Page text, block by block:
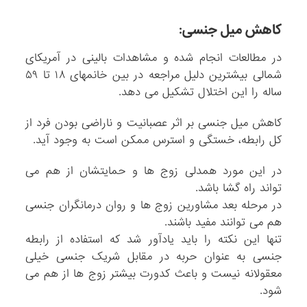
کاهش میل جنسی:
در مطالعات انجام شده و مشاهدات بالینی در آمریکای
شمالی بیشترین دلیل مراجعه در بین خانمهای ۱۸ تا ۵۹
ساله را این اختلال تشکیل می دهد.
کاهش میل جنسی بر اثر عصبانیت و ناراضی بودن فرد از
کل رابطه، خستگی و استرس ممکن است به وجود آید.
در این مورد همدلی زوج ها و حمایتشان از هم می
تواند راه گشا باشد.
در مرحله بعد مشاورین زوج ها و روان درمانگران جنسی
هم می توانند مفید باشند.
تنها این نکته را باید یادآور شد که استفاده از رابطه
جنسی به عنوان حربه در مقابل شریک جنسی خیلی
معقولانه نیست و باعث کدورت بیشتر زوج ها از هم می
شود.